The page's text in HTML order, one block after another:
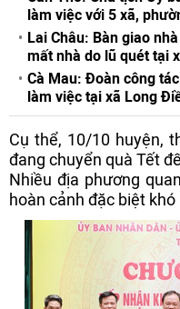
làm việc với 5 xã,
Lai Châu: Bàn giao
mất nhà do lũ quét tại
Cà Mau: Đoàn công
làm việc tại xã Long
Cụ thể, 10/10 huyện,
đang chuyển quà Tết
Nhiều địa phương
hoàn cảnh đặc biệt khó